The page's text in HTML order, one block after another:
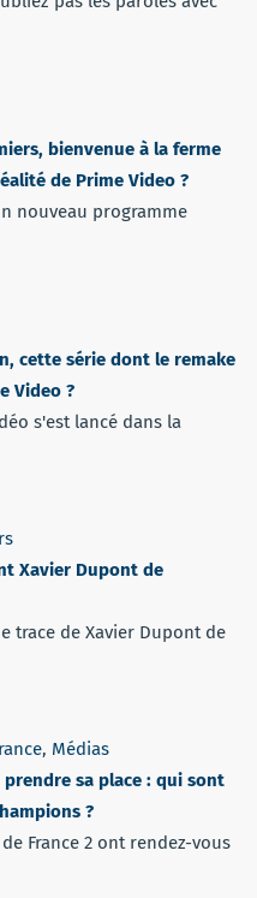
bienvenue à la ferme
de Prime Video ?
nouveau programme
cette série dont le remake
Video ?
s'est lancé dans la
Xavier Dupont de
trace de Xavier Dupont de
, Médias
sa place : qui sont
?
France 2 ont rendez-vous